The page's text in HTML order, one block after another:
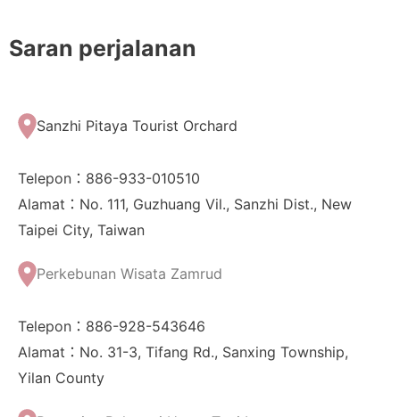
Saran perjalanan
Sanzhi Pitaya Tourist Orchard
Telepon：886-933-010510
Alamat：No. 111, Guzhuang Vil., Sanzhi Dist., New
Taipei City, Taiwan
Perkebunan Wisata Zamrud
Telepon：886-928-543646
Alamat：No. 31-3, Tifang Rd., Sanxing Township,
Yilan County